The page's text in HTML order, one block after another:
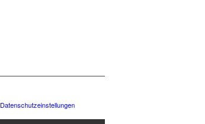
Datenschutzeinstellungen